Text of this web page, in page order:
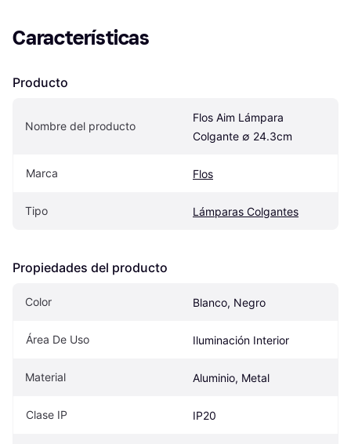
Características
Producto
Nombre del producto
Flos Aim Lámpara
Colgante ∅ 24.3cm
Marca Flos
Tipo Lámparas Colgantes
Propiedades del producto
Color Blanco, Negro
Área De Uso Iluminación Interior
Material Aluminio, Metal
Clase IP IP20